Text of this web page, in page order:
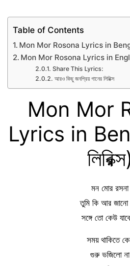
Table of Contents
Mon Mor Rosona Lyrics in Bengali
Mon Mor Rosona Lyrics in
Share This Lyrics:
আরও কিছু জনপ্রিয় গানের লিরিক্স
Mon Mor
Lyrics in
মন মোর রসনা
তুমি কি আর জানো
সঙ্গে তো কেউ
সময় থাকিতে
গুরু ভজিলো না